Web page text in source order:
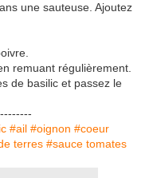
une sauteuse. Ajoutez
remuant régulièrement.
de basilic et passez le
#ail #oignon #coeur
terres #sauce tomates